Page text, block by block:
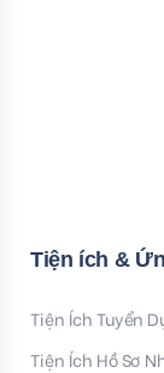
Tiện ích &
Tiện Ích Tuyển
Tiện Ích Hồ Sơ